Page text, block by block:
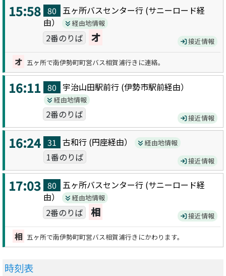
15:58 80 五ヶ所バスセンター行 (サニーロード経
由）
経由地情報
2番のりば オ 接近情報
オ 五ヶ所で南伊勢町町営バス相賀浦行きに連絡。
16:11 80 宇治山田駅前行 (伊勢市駅前経由）
経由地情報
2番のりば 接近情報
16:24 31 古和行 (円座経由） 経由地情報
1番のりば 接近情報
17:03 80 五ヶ所バスセンター行 (サニーロード経
由）
経由地情報
2番のりば 相 接近情報
相 五ヶ所で南伊勢町町営バス相賀浦行きにかわります。
時刻表